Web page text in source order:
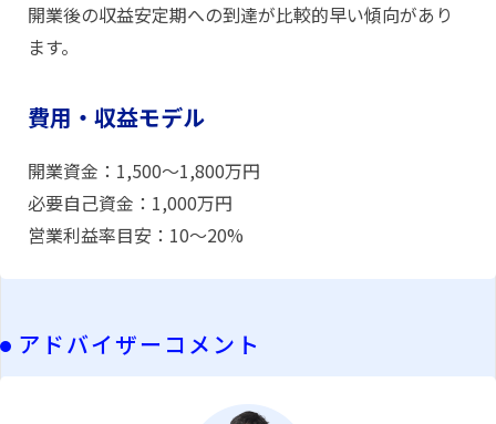
開業後の収益安定期への到達が比較的早い傾向があり
ます。
費用・収益モデル
開業資金：1,500〜1,800万円
必要自己資金：1,000万円
営業利益率目安：10〜20%
アドバイザーコメント